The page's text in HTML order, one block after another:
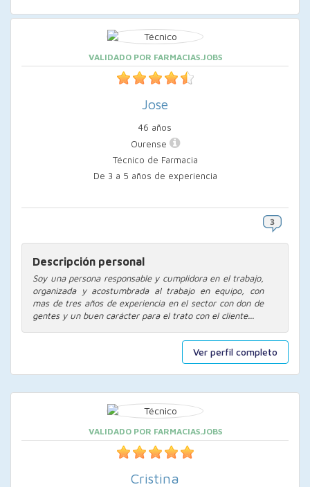
Ver perfil completo
VALIDADO POR FARMACIAS.JOBS
Jose
46 años
Ourense
Técnico de Farmacia
De 3 a 5 años de experiencia
Descripción personal
Soy una persona responsable y cumplidora en el trabajo,
organizada y acostumbrada al trabajo en equipo, con
mas de tres años de experiencia en el sector con don de
gentes y un buen carácter para el trato con el cliente...
VALIDADO POR FARMACIAS.JOBS
Cristina